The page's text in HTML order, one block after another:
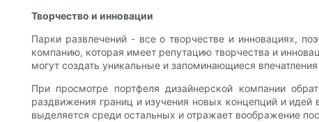
Творчество и инновации
Парки развлечений - все о творчестве и инновациях,
компанию, которая имеет репутацию творчества и
могут создать уникальные и запоминающиеся
При просмотре портфеля дизайнерской компании
раздвижения границ и изучения новых концепций и
выделяется среди остальных и отражает воображение